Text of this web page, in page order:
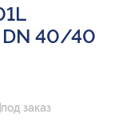
DN 40/40
под заказ